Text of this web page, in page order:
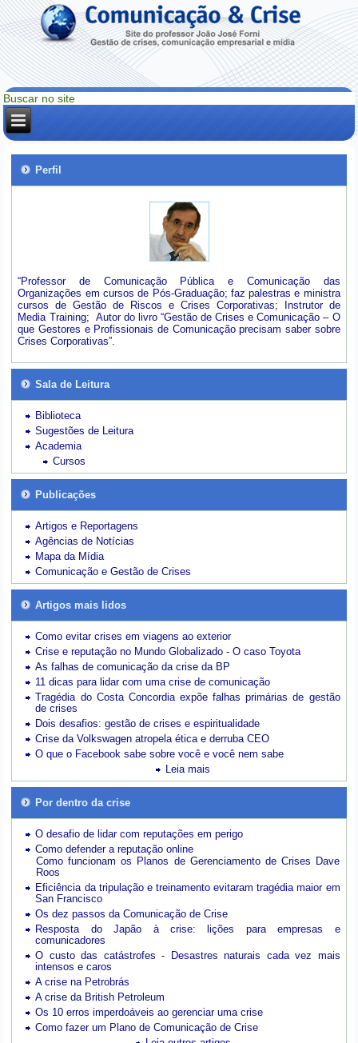
Perfil
“Professor de Comunicação Pública e Comunicação das
Organizações em cursos de Pós-Graduação; faz palestras e ministra
cursos de Gestão de Riscos e Crises Corporativas; Instrutor de
Media Training; Autor do livro “Gestão de Crises e Comunicação – O
que Gestores e Profissionais de Comunicação precisam saber sobre
Crises Corporativas”.
Sala de Leitura
Biblioteca
Sugestões de Leitura
Academia
Cursos
Publicações
Artigos e Reportagens
Agências de Notícias
Mapa da Mídia
Comunicação e Gestão de Crises
Artigos mais lidos
Como evitar crises em viagens ao exterior
Crise e reputação no Mundo Globalizado - O caso Toyota
As falhas de comunicação da crise da BP
11 dicas para lidar com uma crise de comunicação
Tragédia do Costa Concordia expõe falhas primárias de gestão
de crises
Dois desafios: gestão de crises e espiritualidade
Crise da Volkswagen atropela ética e derruba CEO
O que o Facebook sabe sobre você e você nem sabe
Leia mais
Por dentro da crise
O desafio de lidar com reputações em perigo
Como defender a reputação online
Como funcionam os Planos de Gerenciamento de Crises Dave
Roos
Eficiência da tripulação e treinamento evitaram tragédia maior em
San Francisco
Os dez passos da Comunicação de Crise
Resposta do Japão à crise: lições para empresas e
comunicadores
O custo das catástrofes -
Desastres naturais cada vez mais
intensos e caros
A crise na Petrobrás
A crise da British Petroleum
Os 10 erros imperdoáveis ao gerenciar uma crise
Como fazer um Plano de Comunicação de Crise